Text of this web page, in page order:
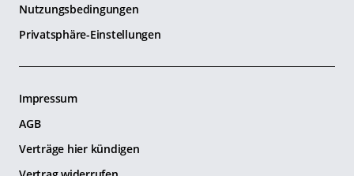
Nutzungsbedingungen
Privatsphäre-Einstellungen
Impressum
AGB
Verträge hier kündigen